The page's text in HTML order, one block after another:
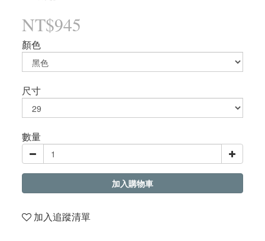
NT$945
顏色
尺寸
數量
加入購物車
加入追蹤清單